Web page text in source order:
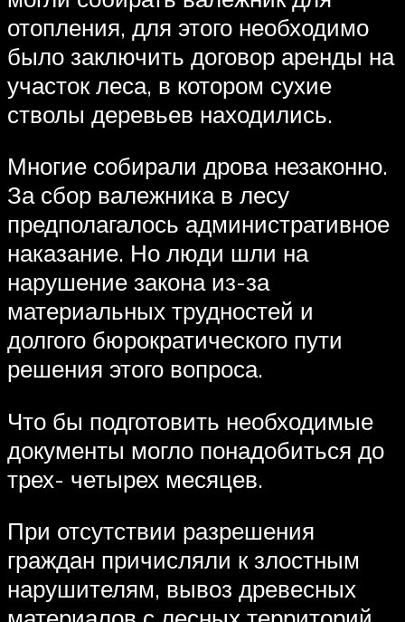
отопления, для этого необходимо
было заключить договор аренды на
участок леса, в котором сухие
стволы деревьев находились.
Многие собирали дрова незаконно.
За сбор валежника в лесу
предполагалось административное
наказание. Но люди шли на
нарушение закона из-за
материальных трудностей и
долгого бюрократического пути
решения этого вопроса.
Что бы подготовить необходимые
документы могло понадобиться до
трех- четырех месяцев.
При отсутствии разрешения
граждан причисляли к злостным
нарушителям, вывоз древесных